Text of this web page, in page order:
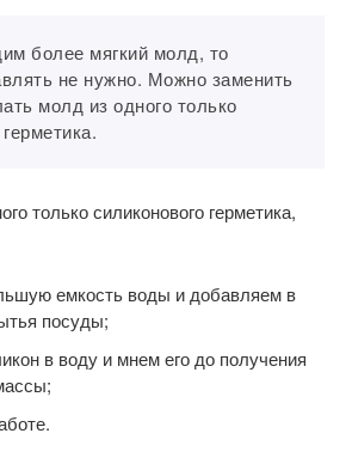
более мягкий молд, то
не нужно. Можно заменить
молд из одного только
только силиконового герметика,
емкость воды и добавляем в
посуды;
в воду и мнем его до получения